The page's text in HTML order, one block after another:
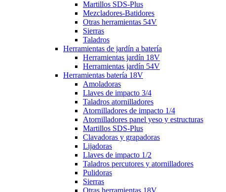
Martillos SDS-Plus
Mezcladores-Batidores
Otras herramientas 54V
Sierras
Taladros
Herramientas de jardín a batería
Herramientas jardín 18V
Herramientas jardín 54V
Herramientas batería 18V
Amoladoras
Llaves de impacto 3/4
Taladros atornilladores
Atornilladores de impacto 1/4
Atornilladores panel yeso y estructuras
Martillos SDS-Plus
Clavadoras y grapadoras
Lijadoras
Llaves de impacto 1/2
Taladros percutores y atornilladores
Pulidoras
Sierras
Otras herramientas 18V